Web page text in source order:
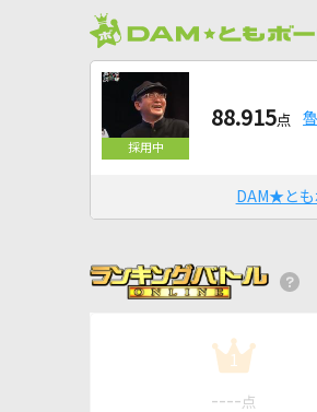
88.915点
DAM★と
1
---- 点